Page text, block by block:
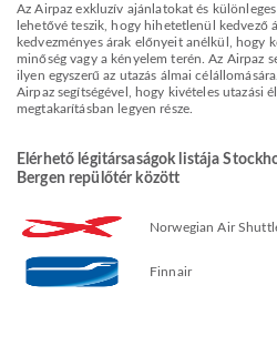
Az Airpaz exkluzív ajánlatokat és
lehetővé teszik, hogy hihetetlenül kedvező
kedvezményes árak előnyeit anélkül, hogy
minőség vagy a kényelem terén. Az Airpaz
ilyen egyszerű az utazás álmai
Airpaz segítségével, hogy kivételes utazási
megtakarításban legyen része.
Elérhető légitársaságok listája
Bergen repülőtér között
Norwegian Air
Finnair